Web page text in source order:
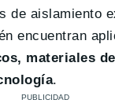
de aislamiento
encuentran
materiales
.